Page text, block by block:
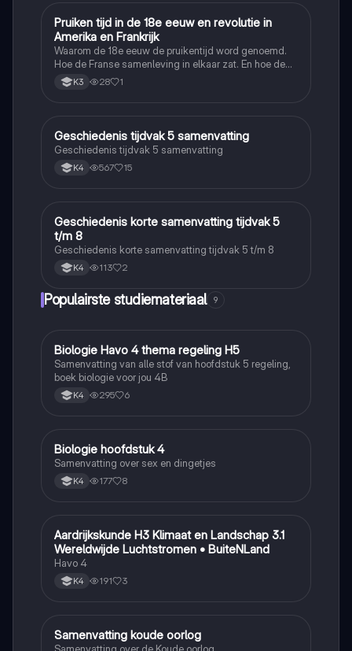
Geschiedenis
Pruiken tijd in de 18e eeuw en revolutie in
Amerika en Frankrijk
Waarom de 18e eeuw de pruikentijd word genoemd.
Hoe de Franse samenleving in elkaar zat. En hoe de
Amerikaanse en Franse revolutie ging.
K3 28 1
Geschiedenis
Geschiedenis tijdvak 5 samenvatting
Geschiedenis tijdvak 5 samenvatting
K4 567 15
Geschiedenis
Geschiedenis korte samenvatting tijdvak 5
t/m 8
Geschiedenis korte samenvatting tijdvak 5 t/m 8
K4 113 2
Populairste studiemateriaal 9
Biologie
Biologie Havo 4 thema regeling H5
Samenvatting van alle stof van hoofdstuk 5 regeling,
boek biologie voor jou 4B
K4 295 6
Biologie
Biologie hoofdstuk 4
Samenvatting over sex en dingetjes
K4 177 8
Aardrijkskunde
Aardrijkskunde H3 Klimaat en Landschap 3.1
Wereldwijde Luchtstromen • BuiteNLand
Havo 4
K4 191 3
Geschiedenis
Samenvatting koude oorlog
Samenvatting over de Koude oorlog